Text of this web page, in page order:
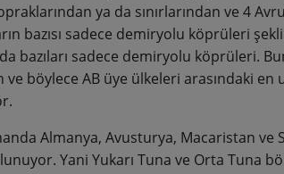
ya da sınırlarından ve 4
bazısı sadece demiryolu köprüleri
bazıları sadece demiryolu köprüleri.
böylece AB üye ülkeleri arasındaki en
Almanya, Avusturya, Macaristan ve
Yani Yukarı Tuna ve Orta Tuna